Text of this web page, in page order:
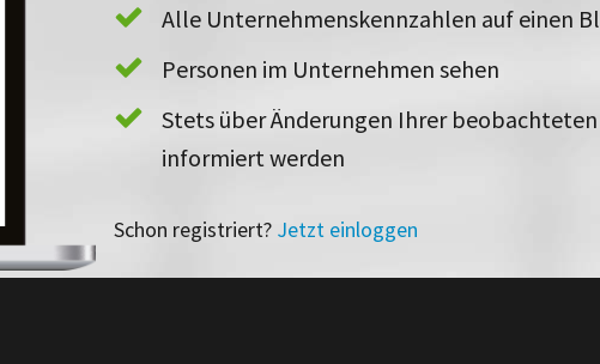
Alle Unternehmenskennzahlen auf einen
Personen im Unternehmen sehen
Stets über Änderungen Ihrer
informiert werden
Schon registriert? Jetzt einloggen